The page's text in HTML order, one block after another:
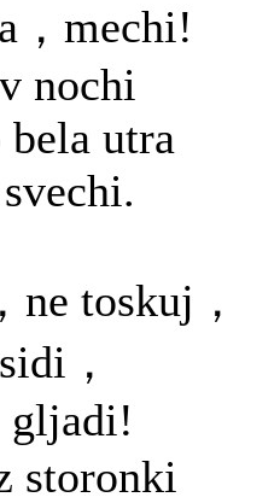
，mechi!
nochi
utra
ne toskuj，
，
gljadi!
storonki